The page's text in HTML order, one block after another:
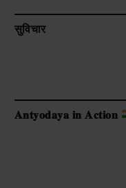
सुविचार
𝐀𝐧𝐭𝐲𝐨𝐝𝐚𝐲𝐚 𝐢𝐧 𝐀𝐜𝐭𝐢𝐨𝐧